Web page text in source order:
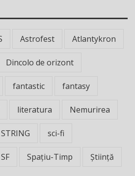
Astrofest Atlantykron
Dincolo de orizont
fantastic fantasy
literatura Nemurirea
sci-fi
SF Spațiu-Timp Știință